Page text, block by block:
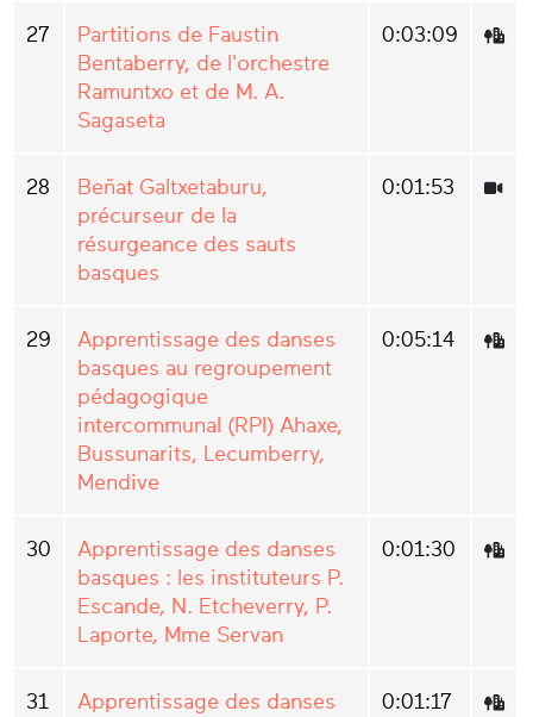
27
Partitions de Faustin
Bentaberry, de l'orchestre
Ramuntxo et de M. A.
Sagaseta
0:03:09
28
Beñat Galtxetaburu,
précurseur de la
résurgeance des sauts
basques
0:01:53
29
Apprentissage des danses
basques au regroupement
pédagogique
intercommunal (RPI) Ahaxe,
Bussunarits, Lecumberry,
Mendive
0:05:14
30
Apprentissage des danses
basques : les instituteurs P.
Escande, N. Etcheverry, P.
Laporte, Mme Servan
0:01:30
31
Apprentissage des danses
0:01:17